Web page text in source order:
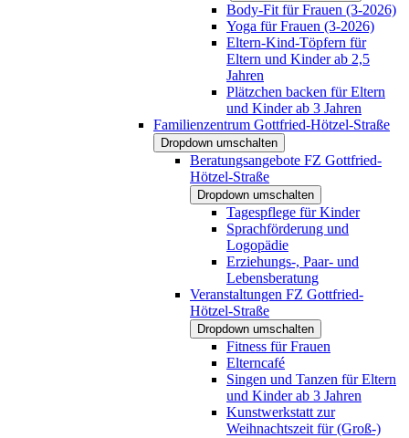
Body-Fit für Frauen (3-2026)
Yoga für Frauen (3-2026)
Eltern-Kind-Töpfern für
Eltern und Kinder ab 2,5
Jahren
Plätzchen backen für Eltern
und Kinder ab 3 Jahren
Familienzentrum Gottfried-Hötzel-Straße
Dropdown umschalten
Beratungsangebote FZ Gottfried-
Hötzel-Straße
Dropdown umschalten
Tagespflege für Kinder
Sprachförderung und
Logopädie
Erziehungs-, Paar- und
Lebensberatung
Veranstaltungen FZ Gottfried-
Hötzel-Straße
Dropdown umschalten
Fitness für Frauen
Elterncafé
Singen und Tanzen für Eltern
und Kinder ab 3 Jahren
Kunstwerkstatt zur
Weihnachtszeit für (Groß-)